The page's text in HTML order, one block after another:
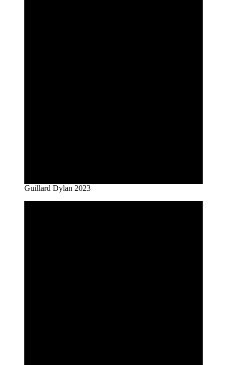
Guillard Dylan 2023